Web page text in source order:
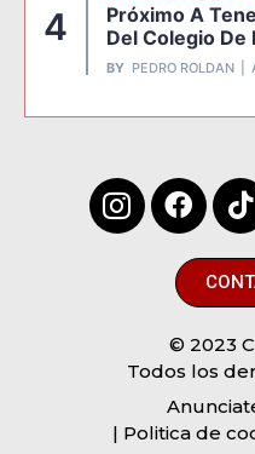
4
Próximo A
Del Colegio De
BY PEDRO ROLDAN
© 2023
Todos los
| Politica de